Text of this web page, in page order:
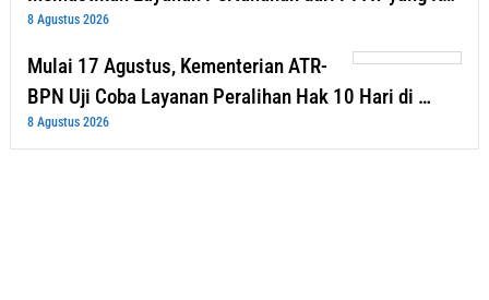
8 Agustus 2026
Mulai 17 Agustus, Kementerian ATR-
BPN Uji Coba Layanan Peralihan Hak 10 Hari di …
8 Agustus 2026